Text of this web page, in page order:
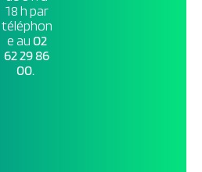
18 h par
téléphon
e au02
62 29 86
00.